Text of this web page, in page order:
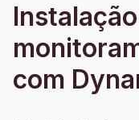
com